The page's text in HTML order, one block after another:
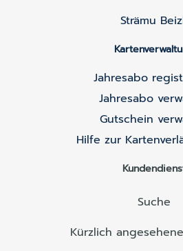
Strämu
Jahresabo
Jahresabo
Gutschein
Hilfe zur
Suche
Kürzlich